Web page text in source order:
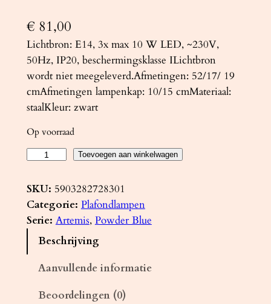
€ 81,00
Lichtbron: E14, 3x max 10 W LED, ~230V,
50Hz, IP20, beschermingsklasse ILichtbron
wordt niet meegeleverd.Afmetingen: 52/17/ 19
cmAfmetingen lampenkap: 10/15 cmMateriaal:
staalKleur: zwart
Op voorraad
a
f
o
Toevoegen aan winkelwagen
SKU: 5903282728301
Categorie: Plafondlampen
Serie: Artemis, Powder Blue
Beschrijving
Aanvullende informatie
Beoordelingen (0)